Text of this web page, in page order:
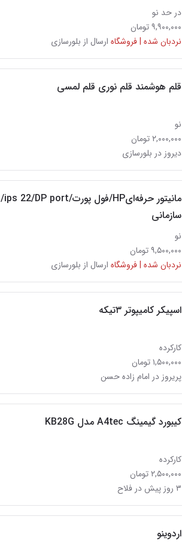
در حد نو
۹,۹۰۰,۰۰۰ تومان
نردبان شده | فروشگاه ارسال از بلورسازی
قلم هوشمند قلم نوری قلم لمسی
نو
۲,۰۰۰,۰۰۰ تومان
دیروز در بلورسازی
مانیتور حرفه‌ایHP/فول پورت/ips 22/DP port/
سازمانی
نو
۹,۵۰۰,۰۰۰ تومان
نردبان شده | فروشگاه ارسال از بلورسازی
اسپیکر کامیپوتر ۳تیکه
کارکرده
۱,۵۰۰,۰۰۰ تومان
پریروز در امام زاده حسن
کیبورد گیمینگ A4tec مدل KB28G
کارکرده
۲,۵۰۰,۰۰۰ تومان
۳ روز پیش در فلاح
اردوینو